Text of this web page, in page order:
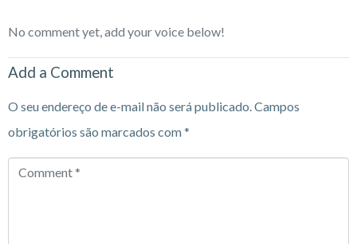
No comment yet, add your voice below!
Add a Comment
O seu endereço de e-mail não será publicado. Campos
obrigatórios são marcados com*
Comment